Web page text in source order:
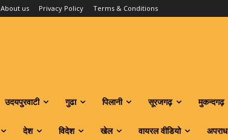
About us Privacy Policy Terms & Conditions
उदयपुरवाटी गुढा पिलानी सूरजगढ़ मुकन्दगढ़
देश विदेश खेल वायरल वीडियो अपराध